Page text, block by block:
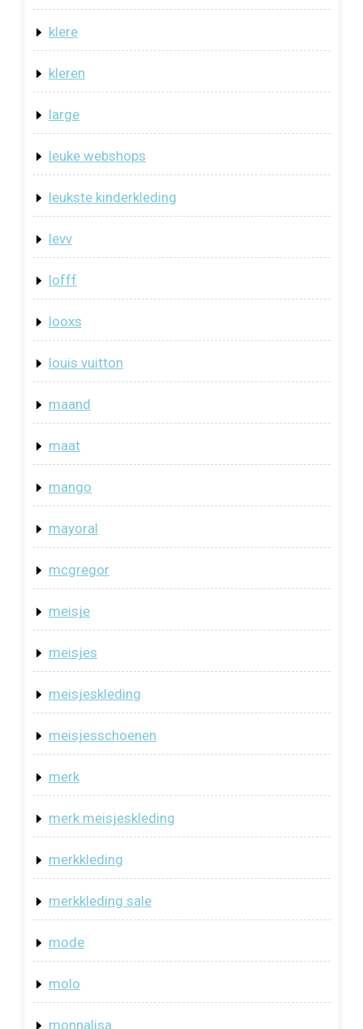
klere
kleren
large
leuke webshops
leukste kinderkleding
levv
lofff
looxs
louis vuitton
maand
maat
mango
mayoral
mcgregor
meisje
meisjes
meisjeskleding
meisjesschoenen
merk
merk meisjeskleding
merkkleding
merkkleding sale
mode
molo
monnalisa